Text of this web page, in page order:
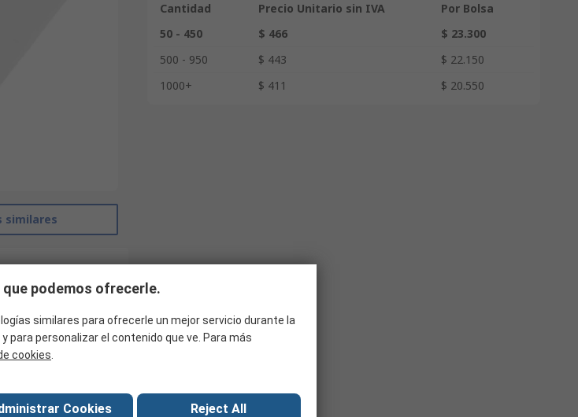
similares
Cantidad Precio Unitario sin IVA
Por Bolsa
50 - 450
$ 466
$ 23.300
500 - 950
$ 443
$ 22.150
1000+
$ 411 $ 20.550
podemos ofrecerle.
similares para ofrecerle un mejor servicio durante la
para personalizar el contenido que ve. Para más
cookies
Cookies Reject All